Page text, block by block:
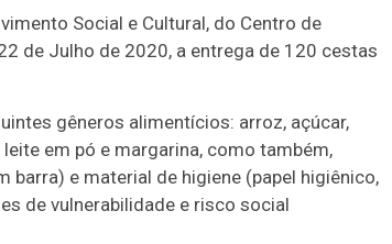
Social e Cultural, do Centro de
de Julho de 2020, a entrega de 120 cestas
gêneros alimentícios: arroz, açúcar,
em pó e margarina, como também,
barra) e material de higiene (papel higiênico,
de vulnerabilidade e risco social